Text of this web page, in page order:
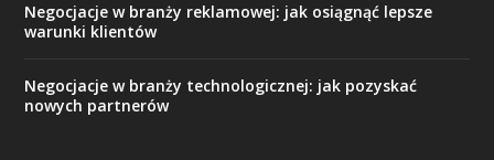
Negocjacje w branży reklamowej: jak osiągnąć lepsze
warunki klientów
Negocjacje w branży technologicznej: jak pozyskać
nowych partnerów